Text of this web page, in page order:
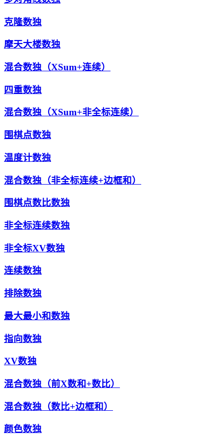
克隆数独
摩天大楼数独
混合数独（XSum+连续）
四重数独
混合数独（XSum+非全标连续）
围棋点数独
温度计数独
混合数独（非全标连续+边框和）
围棋点数比数独
非全标连续数独
非全标XV数独
连续数独
排除数独
最大最小和数独
指向数独
XV数独
混合数独（前X数和+数比）
混合数独（数比+边框和）
颜色数独